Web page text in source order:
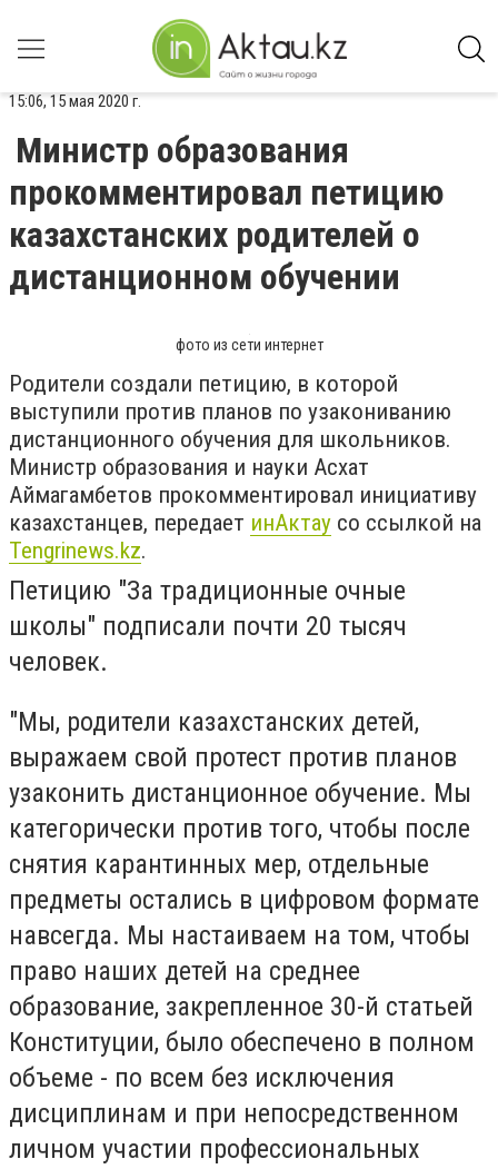
15:06, 15 мая 2020 г.
Министр образования
прокомментировал петицию
казахстанских родителей о
дистанционном обучении
фото из сети интернет
Родители создали петицию, в которой
выступили против планов по узакониванию
дистанционного обучения для школьников.
Министр образования и науки Асхат
Аймагамбетов прокомментировал инициативу
казахстанцев, передает инАктау со ссылкой на
Tengrinews.kz.
Петицию "За традиционные очные
школы" подписали почти 20 тысяч
человек.
"Мы, родители казахстанских детей,
выражаем свой протест против планов
узаконить дистанционное обучение. Мы
категорически против того, чтобы после
снятия карантинных мер, отдельные
предметы остались в цифровом формате
навсегда. Мы настаиваем на том, чтобы
право наших детей на среднее
образование, закрепленное 30-й статьей
Конституции, было обеспечено в полном
объеме - по всем без исключения
дисциплинам и при непосредственном
личном участии профессиональных